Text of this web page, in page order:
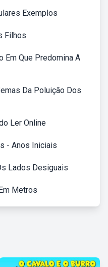
Exemplos
Filhos
Em Que Predomina A
Da Poluição Dos
Ler Online
- Anos Iniciais
Lados Desiguais
Metros